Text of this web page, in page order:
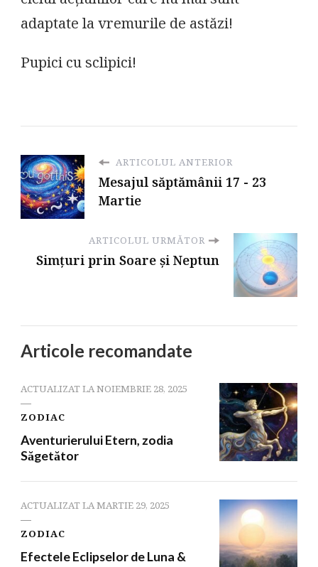
adaptate la vremurile de astăzi!
Pupici cu sclipici!
ARTICOLUL ANTERIOR
Mesajul săptămânii 17 - 23
Martie
ARTICOLUL URMĂTOR
Simțuri prin Soare și Neptun
Articole recomandate
ACTUALIZAT LANOIEMBRIE 28, 2025
ZODIAC
Aventurierului Etern, zodia
Săgetător
ACTUALIZAT LAMARTIE 29, 2025
ZODIAC
Efectele Eclipselor de Luna &